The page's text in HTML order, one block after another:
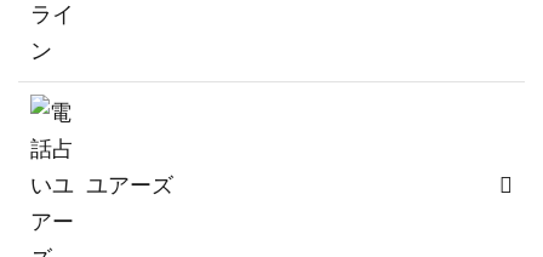
ユアーズ